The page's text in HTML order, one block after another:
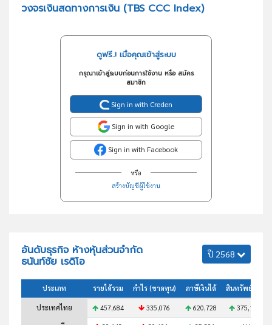
วงจรเงินสดทางการเงิน (TBS CCC Index)
ดูฟรี..! เมื่อคุณเข้าสู่ระบบ
กรุณาเข้าสู่ระบบก่อนการใช้งาน หรือ สมัคร
สมาชิก
Sign in with Creden
Sign in with Google
Sign in with Facebook
หรือ
สร้างบัญชีผู้ใช้งาน
อันดับธุรกิจ ห้างหุ้นส่วนจำกัด
ธนันท์ชัย เรดิโอ
ปี 2568
ประเภท รายได้รวม กำไร (ขาดทุน) ภาษีเงินได้ สินทรัพย์รวม
ประเทศไทย 457,684 335,076 620,728 375,191